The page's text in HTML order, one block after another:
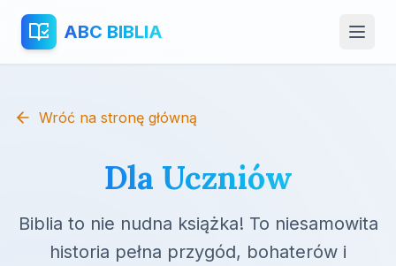
ABC BIBLIA
Wróć na stronę główną
Dla Uczniów
Biblia to nie nudna książka! To niesamowita
historia pełna przygód, bohaterów i